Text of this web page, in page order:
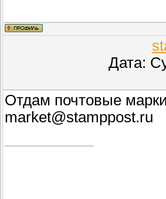
Дата:
Отдам почтовые
market@stamppost.ru